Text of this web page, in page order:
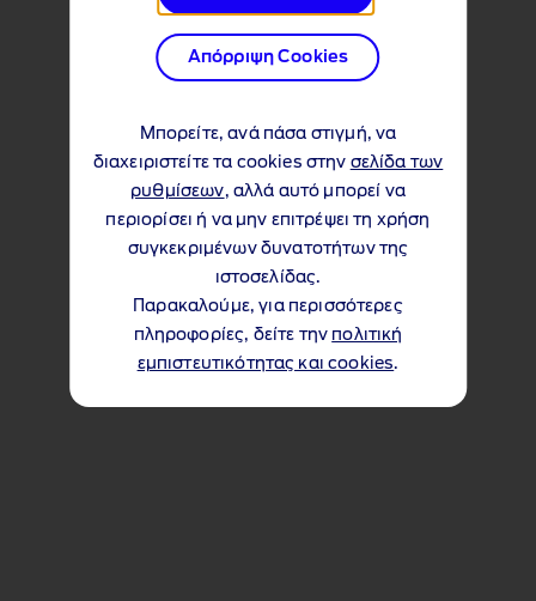
Απόρριψη Cookies
Μπορείτε, ανά πάσα στιγμή, να
διαχειριστείτε τα cookies στην σελίδα των
ρυθμίσεων, αλλά αυτό μπορεί να
περιορίσει ή να μην επιτρέψει τη χρήση
συγκεκριμένων δυνατοτήτων της
ιστοσελίδας.
Παρακαλούμε, για περισσότερες
πληροφορίες, δείτε την πολιτική
εμπιστευτικότητας και cookies.